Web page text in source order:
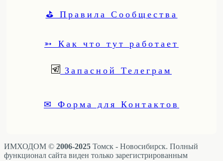
⛳ Правила Сообщества
➳ Как что тут работает
Запасной Телеграм
✉ Форма для Контактов
ИМХОДОМ © 2006-2025 Томск - Новосибирск. Полный
функционал сайта виден только зарегистрированным